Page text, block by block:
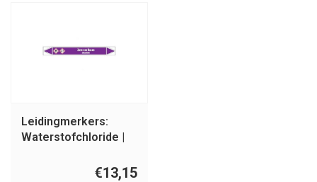
Leidingmerkers:
Waterstofchloride |
€13,15